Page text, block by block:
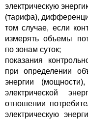
электрическую
(тарифа),
том случае, если
измерять объемы
по зонам суток;
показания
при определении
энергии
электрической
отношении
электрическую